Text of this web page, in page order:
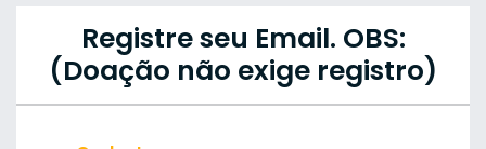
Registre seu Email. OBS:
(Doação não exige registro)